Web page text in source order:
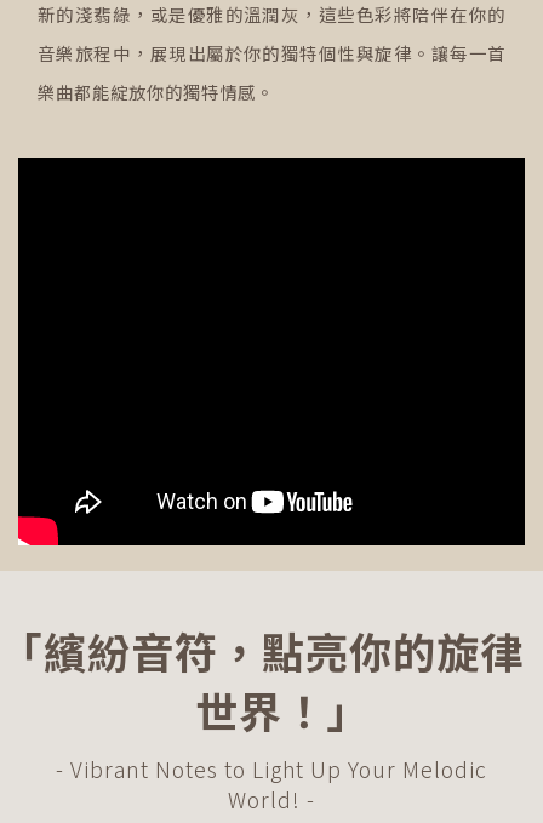
新的淺翡綠，或是優雅的溫潤灰，這些色彩將陪伴在你的
音樂旅程中，展現出屬於你的獨特個性與旋律。讓每一首
樂曲都能綻放你的獨特情感。
｢繽紛音符，點亮你的旋律
世界！｣
- Vibrant Notes to Light Up Your Melodic
World! -